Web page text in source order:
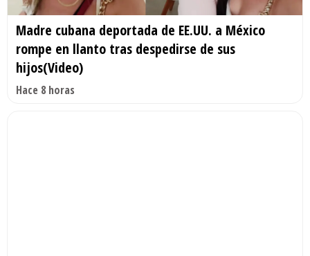
Madre cubana deportada de EE.UU. a México
rompe en llanto tras despedirse de sus
hijos(Video)
Hace 8 horas